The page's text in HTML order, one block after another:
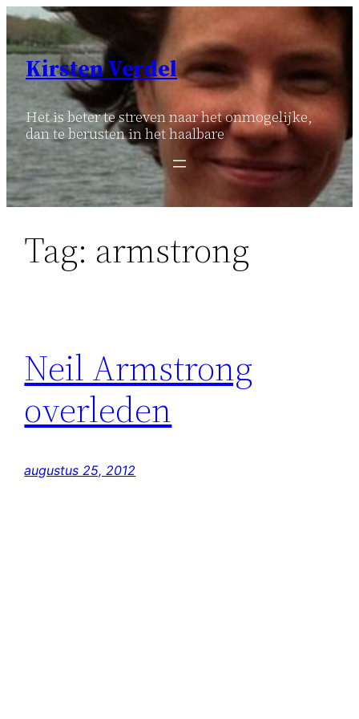
Ga
naar
inhoud
Kirsten Verdel
Het is beter te streven naar het onmogelijke,
dan te berusten in het haalbare
Tag: armstrong
Neil Armstrong
overleden
augustus 25, 2012